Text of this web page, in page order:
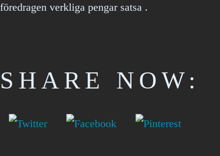
föredragen verkliga pengar satsa .
SHARE NOW: